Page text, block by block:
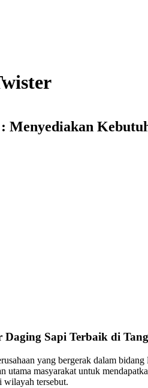
Menyediakan
Sapi Terbaik di
yang bergerak dalam
utama masyarakat untuk
wilayah tersebut.